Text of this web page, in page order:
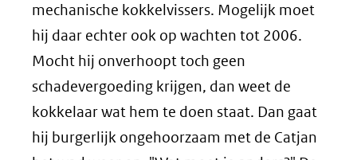
mechanische kokkelvissers. Mogelijk moet
hij daar echter ook op wachten tot 2006.
Mocht hij onverhoopt toch geen
schadevergoeding krijgen, dan weet de
kokkelaar wat hem te doen staat. Dan gaat
hij burgerlijk ongehoorzaam met de Catjan